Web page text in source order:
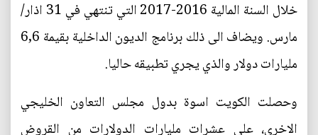
خلال السنة المالية 2016-2017 التي تنتهي في 31 اذار/
مارس. ويضاف الى ذلك برنامج الديون الداخلية بقيمة 6,6
مليارات دولار والذي يجري تطبيقه حاليا.
وحصلت الكويت اسوة بدول مجلس التعاون الخليجي
الاخرى، على عشرات مليارات الدولارات من القروض